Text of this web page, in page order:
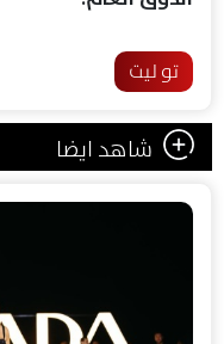
تو ليت
شاهد ايضا